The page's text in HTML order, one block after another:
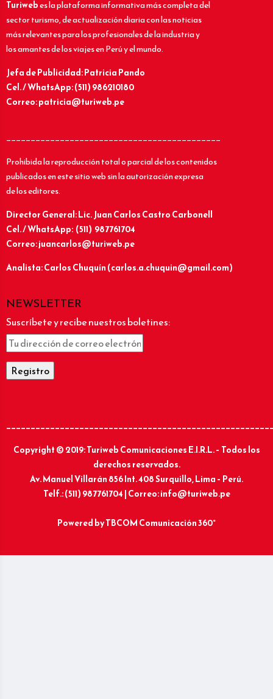
Turiwebes la plataforma informativa más completa del
sector turismo, de actualización diaria con las noticias
más relevantes para los profesionales de la industria y
los amantes de los viajes en Perú y el mundo.
Jefa de Publicidad: Patricia Pando
Cel. / WhatsApp: (511) 986210180
Correo: patricia@turiweb.pe
____________________________________________
Prohibida la reproducción total o parcial de los contenidos
publicados en este sitio web sin la autorización expresa
de los editores.
Director General: Lic.Juan Carlos Castro Carbonell
Cel. / WhatsApp: (511) 987761704
Correo: juancarlos@turiweb.pe
Analista: Carlos Chuquín (carlos.a.chuquin@gmail.com)
NEWSLETTER
Suscríbete y recibe nuestros boletines:
Copyright © 2019: Turiweb Comunicaciones E.I.R.L. – Todos los
derechos reservados.
Av. Manuel Villarán 856 Int. 408 Surquillo, Lima – Perú.
Telf.: (511) 987761704 | Correo: info@turiweb.pe
Powered byTBCOM Comunicación 360°